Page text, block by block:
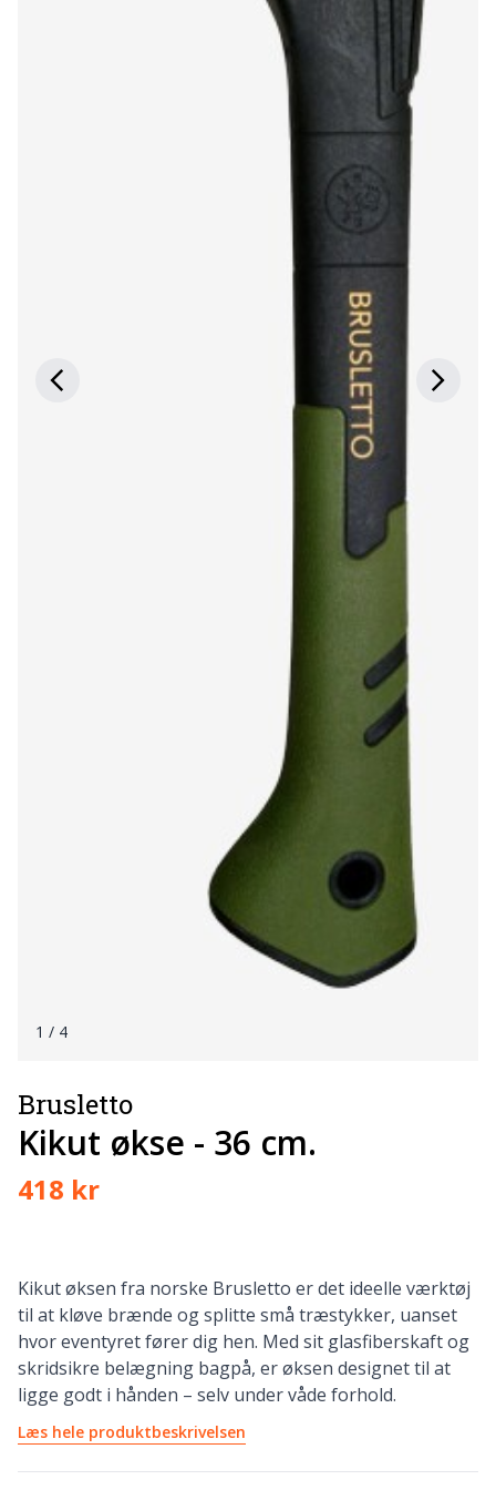
1 / 4
Brusletto
Kikut økse - 36 cm.
418 kr
Kikut øksen fra norske Brusletto er det ideelle værktøj
til at kløve brænde og splitte små træstykker, uanset
hvor eventyret fører dig hen. Med sit glasfiberskaft og
skridsikre belægning bagpå, er øksen designet til at
ligge godt i hånden – selv under våde forhold.
Læs hele produktbeskrivelsen